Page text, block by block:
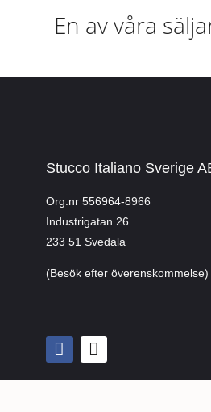
En av våra
Stucco Italiano Sverige
Org.nr 556964-8966
Industrigatan 26
233 51 Svedala
(Besök efter överenskommelse)